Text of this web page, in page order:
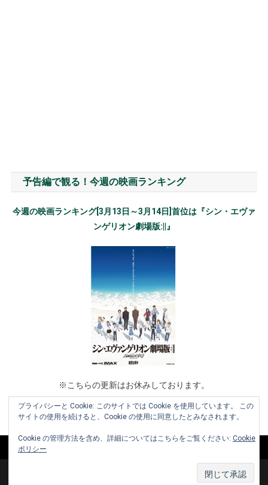
予告編で観る！今週の映画ランキング
今週の映画ランキング[3月13日～3月14日]首位は『シン・エヴァ
ンゲリオン劇場版:||』
※こちらの更新はお休みしております。
Copyright © 2010-2026 www.cinemaniera.com All Rights Reserved.|
プライバシーと Cookie: このサイトでは Cookie を使用しています。 この
サイトの使用を続けると、Cookie の使用に同意したとみなされます。
Cookie の管理方法を含め、詳細についてはこちらをご覧ください: Cookie
ポリシー